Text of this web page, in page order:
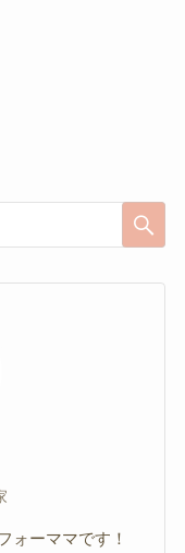
ォーママです！